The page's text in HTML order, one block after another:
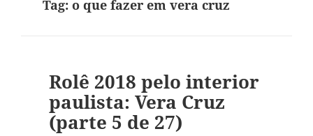
Tag:o que fazer em vera cruz
Rolê 2018 pelo interior
paulista: Vera Cruz
(parte 5 de 27)